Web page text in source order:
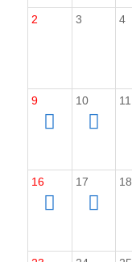
2 3 4
9 10 11
16 17 18